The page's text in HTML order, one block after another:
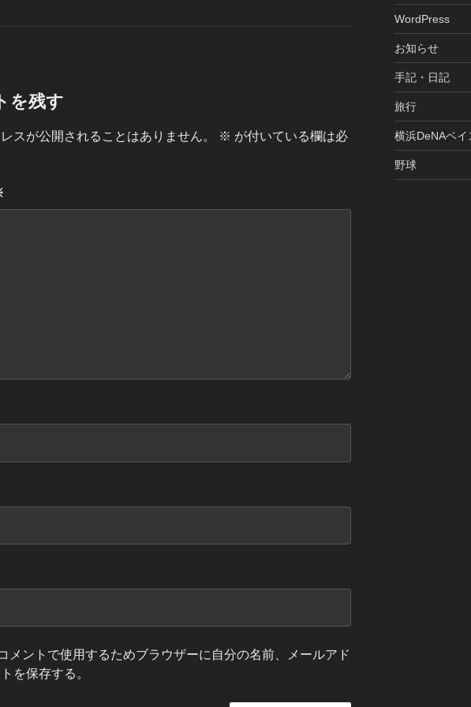
を残す
スが公開されることはありません。 ※ が付いている欄は必
メントで使用するためブラウザーに自分の名前、メールアド
を保存する。
WordPress
お知らせ
手記・日記
旅行
横浜DeNAベイ
野球